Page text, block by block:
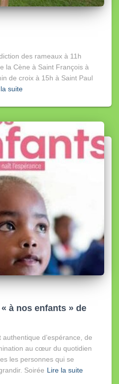
des rameaux à 11h
la Cène à Saint François à
de croix à 15h à Saint Paul
suite
à nos enfants » de
d’espérance, de
au cœur du quotidien
les personnes qui se
Soirée Lire la suite